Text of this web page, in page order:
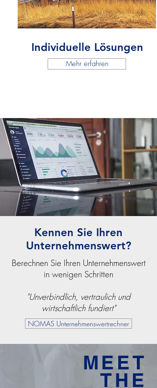
Individuelle Lösungen
Mehr erfahren
Kennen Sie Ihren
Unternehmenswert?
Berechnen Sie Ihren Unternehmenswert
in wenigen Schritten
"Unverbindlich, vertraulich und
wirtschaftlich fundiert"
NOMAS Unternehmenswertrechner
MEET
THE